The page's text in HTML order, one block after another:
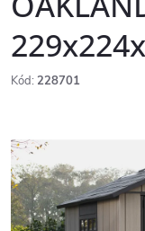
Kód: 228701